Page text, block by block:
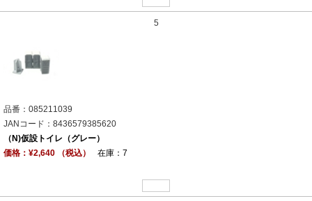
5
品番：085211039
JANコード：8436579385620
（N)仮設トイレ（グレー）
価格：¥2,640 （税込）
在庫：7